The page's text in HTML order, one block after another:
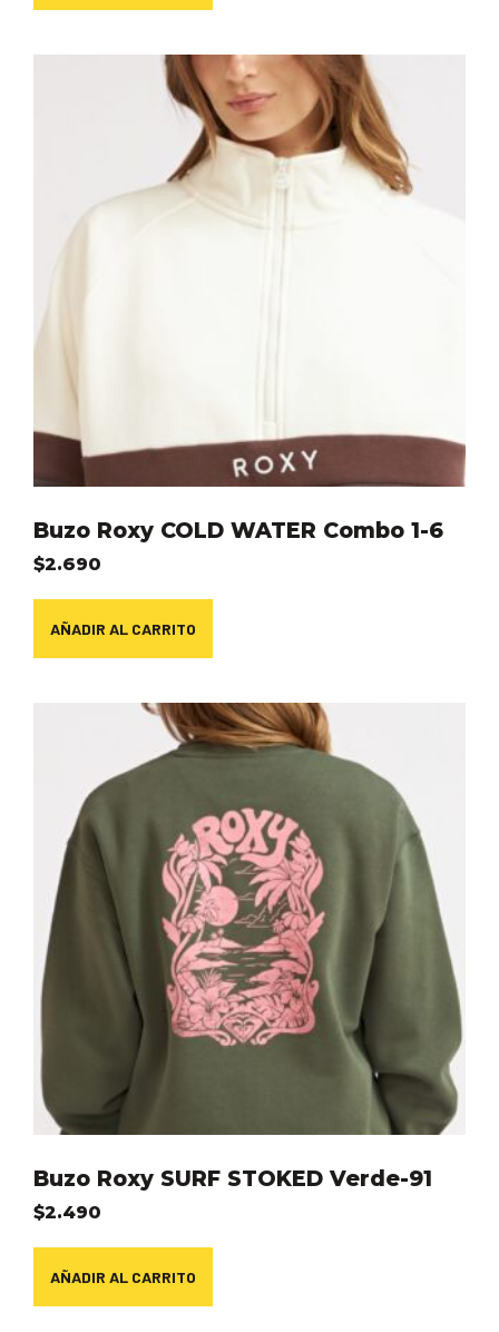
Buzo Roxy COLD WATER Combo 1-6
$2.690
AÑADIR AL CARRITO
Buzo Roxy SURF STOKED Verde-91
$2.490
AÑADIR AL CARRITO